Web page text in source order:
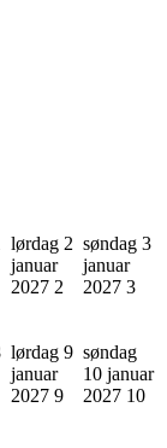
lørdag 2
januar
2027 2
søndag 3
januar
2027 3
lørdag 9
januar
2027 9
søndag
10 januar
2027 10